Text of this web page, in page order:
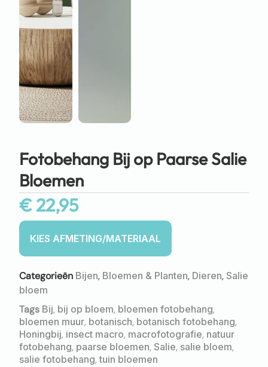
Fotobehang Bij op Paarse Salie
Bloemen
€22,95
Categorieën Bijen, Bloemen & Planten, Dieren, Salie
bloem
Tags Bij, bij op bloem, bloemen fotobehang,
bloemen muur, botanisch, botanisch fotobehang,
Honingbij, insect macro, macrofotografie, natuur
fotobehang, paarse bloemen, Salie, salie bloem,
salie fotobehang,tuin bloemen